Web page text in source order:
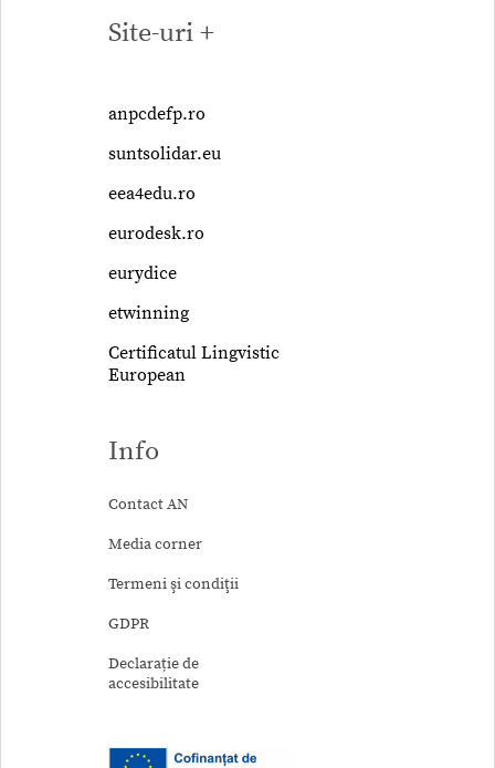
Site-uri +
anpcdefp.ro
suntsolidar.eu
eea4edu.ro
eurodesk.ro
eurydice
etwinning
Certificatul Lingvistic
European
Info
Contact AN
Media corner
Termeni şi condiţii
GDPR
Declarație de
accesibilitate